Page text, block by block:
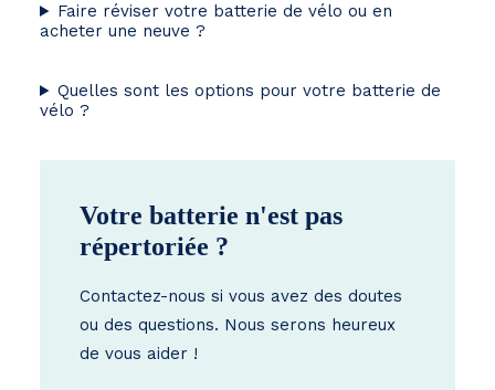
Faire réviser votre batterie de vélo ou en
acheter une neuve ?
Quelles sont les options pour votre batterie de
vélo ?
Votre batterie n'est pas
répertoriée ?
Contactez-nous si vous avez des doutes
ou des questions. Nous serons heureux
de vous aider !